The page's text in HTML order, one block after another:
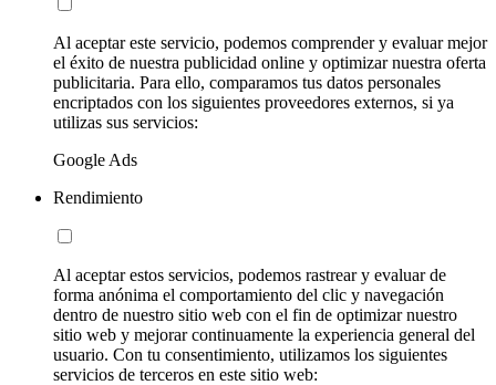
Al aceptar este servicio, podemos comprender y evaluar mejor
el éxito de nuestra publicidad online y optimizar nuestra oferta
publicitaria. Para ello, comparamos tus datos personales
encriptados con los siguientes proveedores externos, si ya
utilizas sus servicios:
Google Ads
Rendimiento
Al aceptar estos servicios, podemos rastrear y evaluar de
forma anónima el comportamiento del clic y navegación
dentro de nuestro sitio web con el fin de optimizar nuestro
sitio web y mejorar continuamente la experiencia general del
usuario. Con tu consentimiento, utilizamos los siguientes
servicios de terceros en este sitio web: